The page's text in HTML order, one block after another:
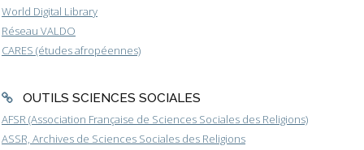
World Digital Library
Réseau VALDO
CARES (études afropéennes)
OUTILS SCIENCES SOCIALES
AFSR (Association Française de Sciences Sociales des Religions)
ASSR, Archives de Sciences Sociales des Religions